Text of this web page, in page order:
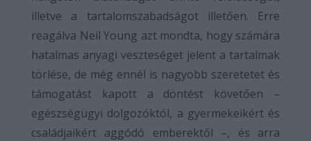
illetve a tartalomszabadságot illetően. Erre
reagálva Neil Young azt mondta, hogy számára
hatalmas anyagi veszteséget jelent a tartalmak
törlése, de még ennél is nagyobb szeretetet és
támogatást kapott a döntést követően –
egészségügyi dolgozóktól, a gyermekeikért és
családjaikért aggódó emberektől –, és arra